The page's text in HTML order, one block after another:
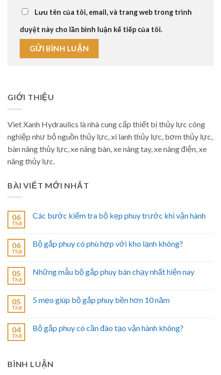
Lưu tên của tôi, email, và trang web trong trình
duyệt này cho lần bình luận kế tiếp của tôi.
GIỚI THIỆU
Viet Xanh Hydraulics là nhà cung cấp thiết bị thủy lực công
nghiệp như bộ nguồn thủy lực, xi lanh thủy lực, bơm thủy lực,
bàn nâng thủy lực, xe nâng bàn, xe nâng tay, xe nâng điện, xe
nâng thủy lực.
BÀI VIẾT MỚI NHẤT
06
Th8
Các bước kiểm tra bộ kẹp phuy trước khi vận hành
06
Th8
Bộ gắp phuy có phù hợp với kho lạnh không?
05
Th8
Những mẫu bộ gắp phuy bán chạy nhất hiện nay
05
Th8
5 mẹo giúp bộ gắp phuy bền hơn 10 năm
04
Th8
Bộ gắp phuy có cần đào tạo vận hành không?
BÌNH LUẬN